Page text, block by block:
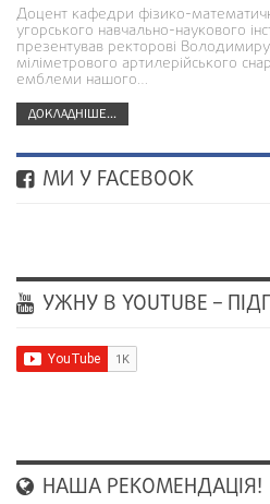
Доцент кафедри фізико-
угорського навчально-наукового
презентував ректорові
міліметрового артилерійського
емблеми нашого…
ДОКЛАДНІШЕ...
МИ У FACEBOOK
УЖНУ В YOUTUBE –
НАША РЕКОМЕНДАЦІЯ!